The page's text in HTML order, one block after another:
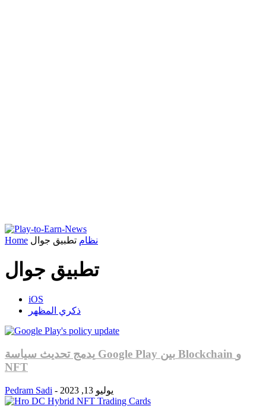
Home نظام تطبيق جوال
تطبيق جوال
iOS
ذكري المظهر
يدمج تحديث سياسة Google Play بين Blockchain و
NFT
Pedram Sadi - يوليو 13, 2023